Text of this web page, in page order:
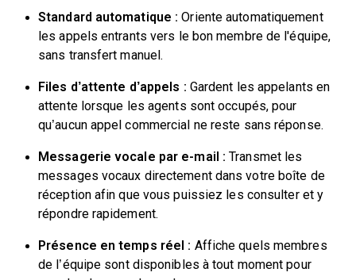
Standard automatique : Oriente automatiquement
les appels entrants vers le bon membre de l'équipe,
sans transfert manuel.
Files d’attente d’appels : Gardent les appelants en
attente lorsque les agents sont occupés, pour
qu’aucun appel commercial ne reste sans réponse.
Messagerie vocale par e-mail : Transmet les
messages vocaux directement dans votre boîte de
réception afin que vous puissiez les consulter et y
répondre rapidement.
Présence en temps réel : Affiche quels membres
de l’équipe sont disponibles à tout moment pour